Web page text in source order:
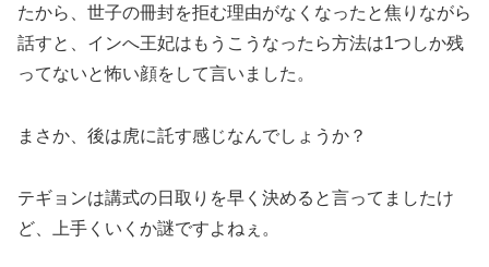
たから、世子の冊封を拒む理由がなくなったと焦りながら
話すと、インへ王妃はもうこうなったら方法は1つしか残
ってないと怖い顔をして言いました。
まさか、後は虎に託す感じなんでしょうか？
テギョンは講式の日取りを早く決めると言ってましたけ
ど、上手くいくか謎ですよねぇ。